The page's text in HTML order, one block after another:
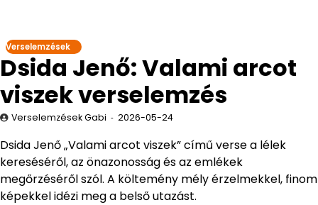
Verselemzések
Dsida Jenő: Valami arcot
viszek verselemzés
Verselemzések Gabi 2026-05-24
Dsida Jenő „Valami arcot viszek” című verse a lélek
kereséséről, az önazonosság és az emlékek
megőrzéséről szól. A költemény mély érzelmekkel, finom
képekkel idézi meg a belső utazást.